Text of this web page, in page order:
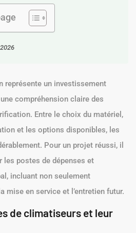
représente un investissement
compréhension claire des
Entre le choix du matériel,
et les options disponibles, les
Pour un projet réussi, il
les postes de dépenses et
incluant non seulement
mise en service et l’entretien futur.
de climatiseurs et leur